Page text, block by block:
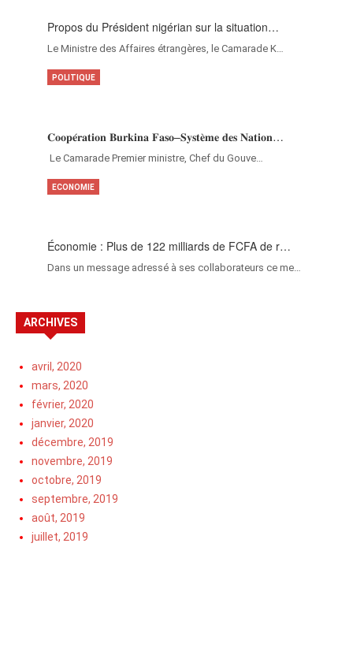
Propos du Président nigérian sur la situation…
Le Ministre des Affaires étrangères, le Camarade K…
𝐂𝐨𝐨𝐩𝐞́𝐫𝐚𝐭𝐢𝐨𝐧 𝐁𝐮𝐫𝐤𝐢𝐧𝐚 𝐅𝐚𝐬𝐨–𝐒𝐲𝐬𝐭𝐞̀𝐦𝐞 𝐝𝐞𝐬 𝐍𝐚𝐭𝐢𝐨𝐧…
‎Le Camarade Premier ministre, Chef du Gouve…
POLITIQUE
Économie : Plus de 122 milliards de FCFA de r…
Dans un message adressé à ses collaborateurs ce me…
ECONOMIE
ARCHIVES
avril, 2020
mars, 2020
février, 2020
janvier, 2020
décembre, 2019
novembre, 2019
octobre, 2019
septembre, 2019
août, 2019
juillet, 2019